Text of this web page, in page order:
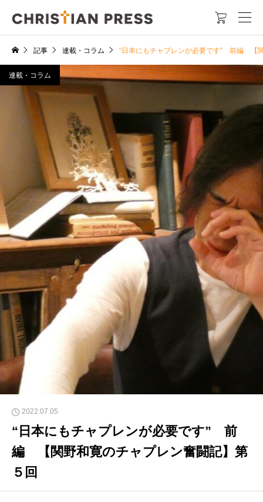

記事 連載・コラム “日本にもチャプレンが必要です” 前編 【
連載・コラム
2022.07.05
“日本にもチャプレンが必要です” 前
編 【関野和寛のチャプレン奮闘記】第
５回